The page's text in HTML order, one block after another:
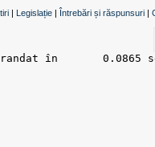
| Legislație | Întrebări și răspunsuri |
randat în